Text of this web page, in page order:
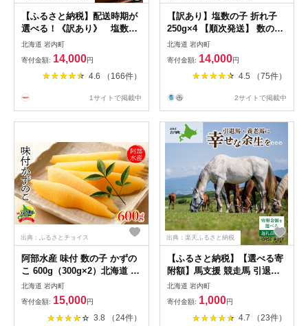
【ふるさと納税】配送時期が
選べる！《訳あり》 塩数の
子 折れ子 訳アリ かずのこ
250g×4 F21H-573 おせち 正
月 お正月 カズノコ 送料無料
数の子 塩かずのこ おつまみ
介 ふるさと 北海道 岩内町
北海道 岩内町
寄付金額: 14,000円
4.6 （166件）
1サイトで掲載中
【訳あり】塩数の子 折れ子
250g×4 【順次発送】 数の子
おせち 塩数の子 北海道 訳あ
り お正月 折れ子 贅沢 おせち
料理 特選数の子
北海道 岩内町
寄付金額: 14,000円
4.5 （75件）
2サイトで掲載中
出典：ふるさとチョイス
阿部水産 味付 数の子 かずの
こ 600g（300g×2）北海道 岩
内町 カズノコ F21H-546
北海道 岩内町
寄付金額: 15,000円
3.8 （24件）
出典：楽天ふるさと納税
【ふるさと納税】【選べる寄
附額】馬支援 競走馬 引退後
余生支援 養老馬 牧場 動物愛
護 北海道 ホーストラスト北
海道 支援 競馬 （返礼品な
し） F21H-556var
北海道 岩内町
寄付金額: 1,000円
4.7 （23件）